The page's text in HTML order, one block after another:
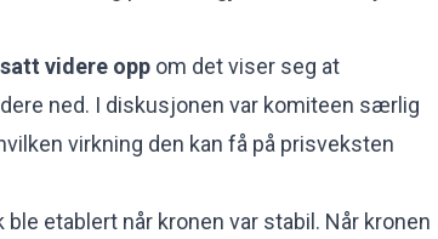
videre opp om det viser seg at
ned. I diskusjonen var komiteen særlig
virkning den kan få på prisveksten
etablert når kronen var stabil. Når kronen